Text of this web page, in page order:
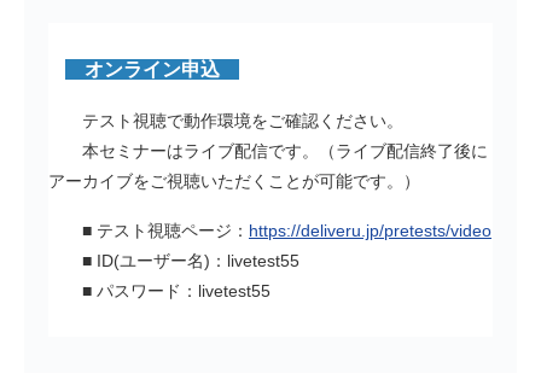
オンライン申込
テスト視聴で動作環境をご確認ください。
本セミナーはライブ配信です。（ライブ配信終了後に
アーカイブをご視聴いただくことが可能です。）
■ テスト視聴ページ： https://deliveru.jp/pretests/video
■ ID(ユーザー名)：livetest55
■ パスワード：livetest55